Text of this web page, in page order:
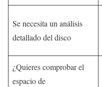
Se necesita un análisis
detallado del disco
¿Quieres comprobar el
espacio de